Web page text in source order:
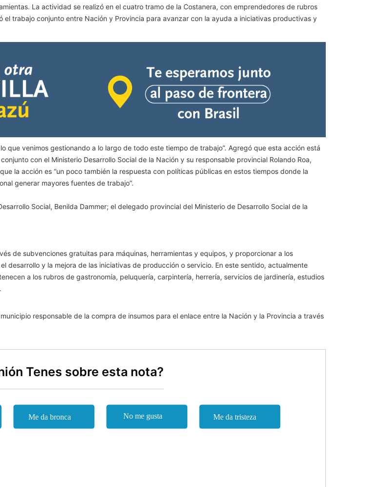
La actividad se realizó en el cuatro tramo de la Costanera, con emprendedores de rubros
trabajo conjunto entre Nación y Provincia para avanzar con la ayuda a iniciativas productivas y
que venimos gestionando a lo largo de todo este tiempo de trabajo”. Agregó que esta acción está
con el Ministerio Desarrollo Social de la Nación y su responsable provincial Rolando Roa,
la acción es “un poco también la respuesta con políticas públicas en estos tiempos donde la
generar mayores fuentes de trabajo”.
Social, Benilda Dammer; el delegado provincial del Ministerio de Desarrollo Social de la
de subvenciones gratuitas para máquinas, herramientas y equipos, y proporcionar a los
desarrollo y la mejora de las iniciativas de producción o servicio. En este sentido, actualmente
a los rubros de gastronomía, peluquería, carpintería, herrería, servicios de jardinería, estudios
responsable de la compra de insumos para el enlace entre la Nación y la Provincia a través
Tenes sobre esta nota?